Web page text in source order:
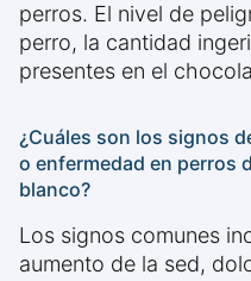
perros. El nivel de
perro, la cantidad
presentes en el
¿Cuáles son los signos
o enfermedad en perros
blanco?
Los signos comunes
aumento de la sed,